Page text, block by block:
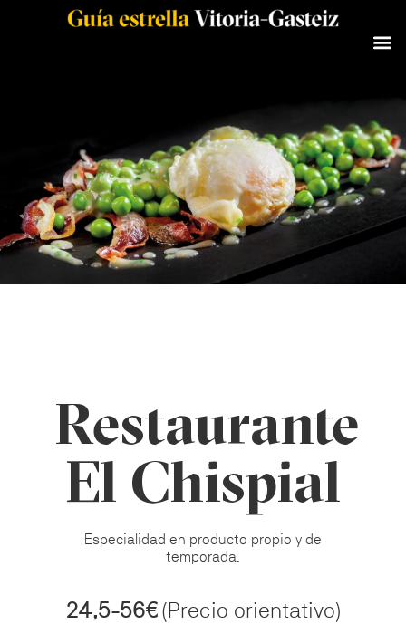
Restaurante
El Chispial
Especialidad en producto propio y de
temporada.
24,5-56€(Precio orientativo)